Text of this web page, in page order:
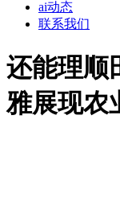
ai动态
联系我们
还能理顺
雅展现农